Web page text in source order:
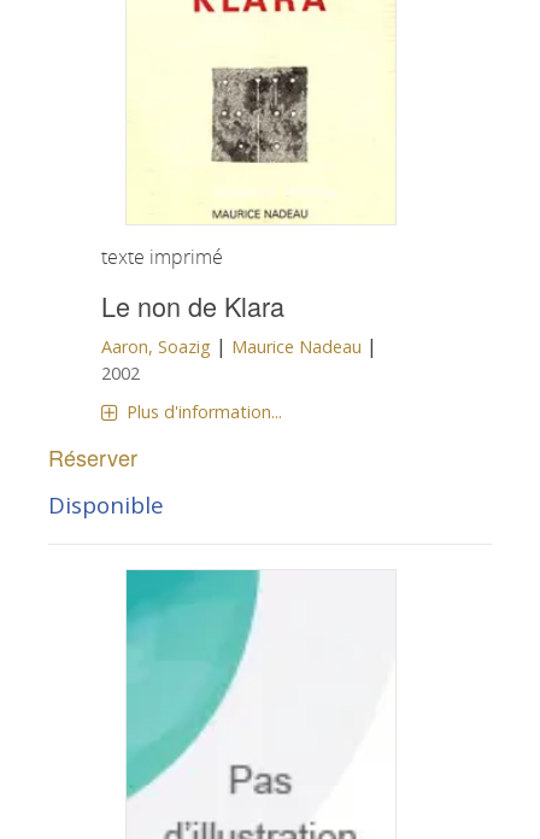
texte imprimé
Le non de Klara
Aaron, Soazig | Maurice Nadeau |
2002
Plus d'information...
Réserver
Disponible